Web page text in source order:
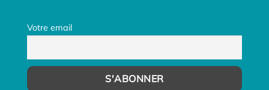
Votre email